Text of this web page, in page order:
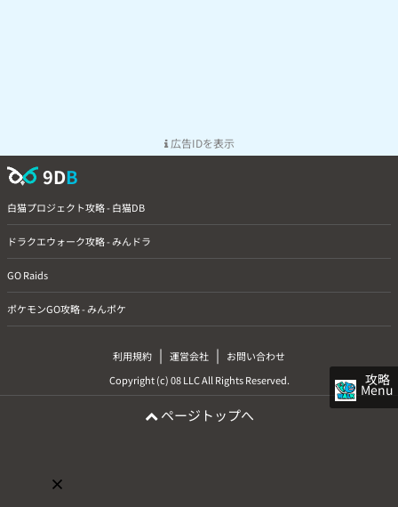
攻略
Menu
広告IDを表示
9DB
白猫プロジェクト攻略 - 白猫DB
ドラクエウォーク攻略 - みんドラ
GO Raids
ポケモンGO攻略 - みんポケ
利用規約 | 運営会社 |
お問い合わせ
Copyright (c) 08 LLC All Rights Reserved.
ページトップへ